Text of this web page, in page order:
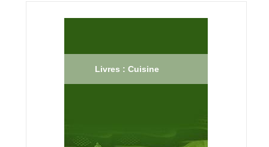
Livres : Cuisine